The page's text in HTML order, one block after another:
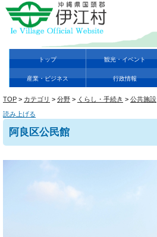
トップ 観光・イベント
産業・ビジネス 行政情報
TOP > カテゴリ > 分野 > くらし・手続き > 公共施設
読み上げる
阿良区公民館